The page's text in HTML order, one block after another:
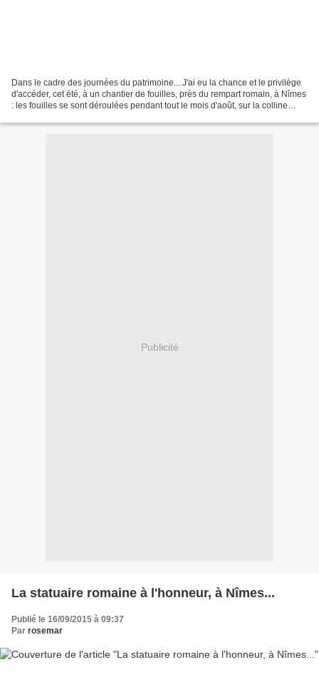
Dans le cadre des journées du patrimoine... J'ai eu la chance et le privilège
d'accéder, cet été, à un chantier de fouilles, près du rempart romain, à Nîmes
: les fouilles se sont déroulées pendant tout le mois d'août, sur la colline
Publicité
La statuaire romaine à l'honneur, à Nîmes...
Publié le 16/09/2015 à 09:37
Par rosemar